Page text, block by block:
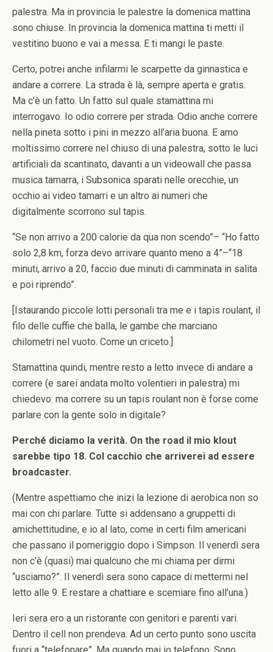
palestra. Ma in provincia le palestre la domenica mattina
sono chiuse. In provincia la domenica mattina ti metti il
vestitino buono e vai a messa. E ti mangi le paste.
Certo, potrei anche infilarmi le scarpette da ginnastica e
andare a correre. La strada è là, sempre aperta e gratis.
Ma c’è un fatto. Un fatto sul quale stamattina mi
interrogavo. Io odio correre per strada. Odio anche correre
nella pineta sotto i pini in mezzo all’aria buona. E amo
moltissimo correre nel chiuso di una palestra, sotto le luci
artificiali da scantinato, davanti a un videowall che passa
musica tamarra, i Subsonica sparati nelle orecchie, un
occhio ai video tamarri e un altro ai numeri che
digitalmente scorrono sul tapis.
“Se non arrivo a 200 calorie da qua non scendo”– “Ho fatto
solo 2,8 km, forza devo arrivare quanto meno a 4”–“18
minuti, arrivo a 20, faccio due minuti di camminata in salita
e poi riprendo”.
[Istaurando piccole lotti personali tra me e i tapis roulant, il
filo delle cuffie che balla, le gambe che marciano
chilometri nel vuoto. Come un criceto.]
Stamattina quindi, mentre resto a letto invece di andare a
correre (e sarei andata molto volentieri in palestra) mi
chiedevo: ma correre su un tapis roulant non è forse come
parlare con la gente solo in digitale?
Perché diciamo la verità. On the road il mio klout
sarebbe tipo 18. Col cacchio che arriverei ad essere
broadcaster.
(Mentre aspettiamo che inizi la lezione di aerobica non so
mai con chi parlare. Tutte si addensano a gruppetti di
amichettitudine, e io al lato, come in certi film americani
che passano il pomeriggio dopo i Simpson. Il venerdì sera
non c’è (quasi) mai qualcuno che mi chiama per dirmi
“usciamo?”. Il venerdì sera sono capace di mettermi nel
letto alle 9. E restare a chattiare e scemiare fino all’una.)
Ieri sera ero a un ristorante con genitori e parenti vari.
Dentro il cell non prendeva. Ad un certo punto sono uscita